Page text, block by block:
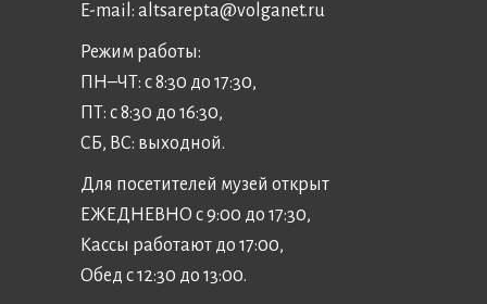
E-mail: altsarepta@volganet.ru
Режим работы:
ПН–ЧТ: с 8:30 до 17:30,
ПТ: с 8:30 до 16:30,
СБ, ВС: выходной.
Для посетителей музей открыт
ЕЖЕДНЕВНО с 9:00 до 17:30,
Кассы работают до 17:00,
Обед с 12:30 до 13:00.